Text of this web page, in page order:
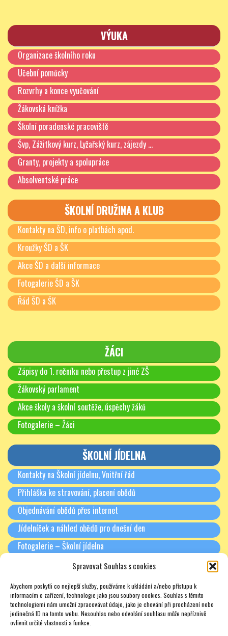
Spravovat Souhlas s cookies
Abychom poskytli co nejlepší služby, používáme k ukládání a/nebo přístupu k
informacím o zařízení, technologie jako jsou soubory cookies. Souhlas s těmito
technologiemi nám umožní zpracovávat údaje, jako je chování při procházení nebo
jedinečná ID na tomto webu. Nesouhlas nebo odvolání souhlasu může nepříznivě
ovlivnit určité vlastnosti a funkce.
VÝUKA
Organizace školního roku
Učební pomůcky
Rozvrhy a konce vyučování
Žákovská knížka
Školní poradenské pracoviště
Švp, Zážitkový kurz, Lyžařský kurz, zájezdy …
Granty, projekty a spolupráce
Absolventské práce
ŠKOLNÍ DRUŽINA A KLUB
Kontakty na ŠD, info o platbách apod.
Kroužky ŠD a ŠK
Akce ŠD a další informace
Fotogalerie ŠD a ŠK
Řád ŠD a ŠK
ŽÁCI
Zápisy do 1. ročníku nebo přestup z jiné ZŠ
Žákovský parlament
Akce školy a školní soutěže, úspěchy žáků
Fotogalerie – Žáci
ŠKOLNÍ JÍDELNA
Kontakty na Školní jídelnu, Vnitřní řád
Přihláška ke stravování, placení obědů
Objednávání obědů přes internet
Jídelníček a náhled obědů pro dnešní den
Fotogalerie – Školní jídelna
Třídní schůzky + Spolek rodičů (dříve SRPŠ)
Rada školy